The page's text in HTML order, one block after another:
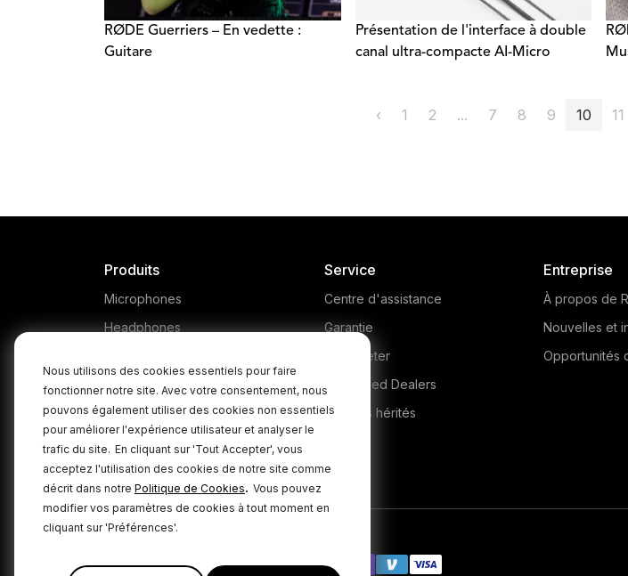
Nous utilisons des cookies essentiels pour faire
fonctionner notre site. Avec votre consentement, nous
pouvons également utiliser des cookies non essentiels
pour améliorer l'expérience utilisateur et analyser le
trafic du site. En cliquant sur 'Tout Accepter', vous
acceptez l'utilisation des cookies de notre site comme
décrit dans notre Politique de Cookies. Vous pouvez
modifier vos paramètres de cookies à tout moment en
cliquant sur 'Préférences'.
RØDE Guerriers – En vedette :
Guitare
Présentation de l'interface à double
canal ultra-compacte AI-Micro
‹ 1 2 ... 7 8 9 10 11
Produits
Microphones
Headphones
Accessories
Kits
Apparel
Logiciels
Service
Centre d'assistance
Garantie
Où acheter
Authorised Dealers
Produits hérités
Entreprise
À propos de
Nouvelles et
Opportunités